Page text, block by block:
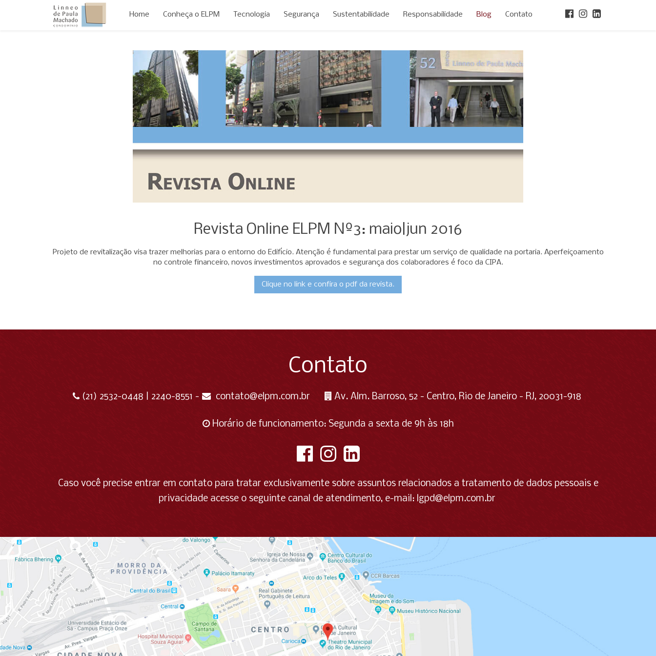
Home Conheça o ELPM Tecnologia Segurança Sustentabilidade Responsabilidade Blog Contato
Revista Online ELPM Nº3: maio|jun 2016
Projeto de revitalização visa trazer melhorias para o entorno do Edifício. Atenção é fundamental para prestar um serviço de qualidade na portaria. Aperfeiçoamento
no controle financeiro, novos investimentos aprovados e segurança dos colaboradores é foco da CIPA.
Clique no link e confira o pdf da revista.
Contato
(21) 2532-0448 | 2240-8551 - contato@elpm.com.br Av. Alm. Barroso, 52 - Centro, Rio de Janeiro - RJ, 20031-918
Horário de funcionamento: Segunda a sexta de 9h às 18h
Caso você precise entrar em contato para tratar exclusivamente sobre assuntos relacionados a tratamento de dados pessoais e
privacidade acesse o seguinte canal de atendimento, e-mail: lgpd@elpm.com.br